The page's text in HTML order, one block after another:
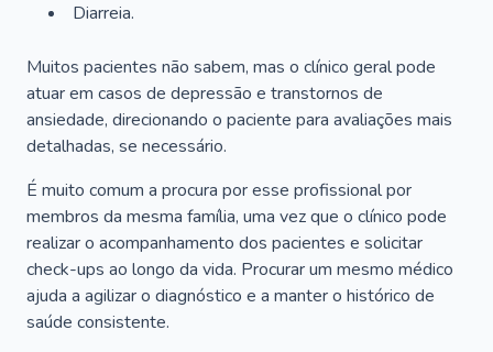
Diarreia.
Muitos pacientes não sabem, mas o clínico geral pode
atuar em casos de depressão e transtornos de
ansiedade, direcionando o paciente para avaliações mais
detalhadas, se necessário.
É muito comum a procura por esse profissional por
membros da mesma família, uma vez que o clínico pode
realizar o acompanhamento dos pacientes e solicitar
check-ups ao longo da vida. Procurar um mesmo médico
ajuda a agilizar o diagnóstico e a manter o histórico de
saúde consistente.